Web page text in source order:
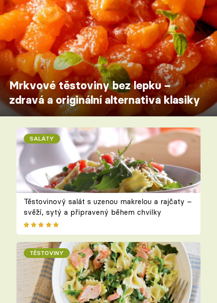
Mrkvové těstoviny bez lepku –
zdravá a originální alternativa klasiky
SALÁTY
Těstovinový salát s uzenou makrelou a rajčaty –
svěží, sytý a připravený během chvilky
TĚSTOVINY